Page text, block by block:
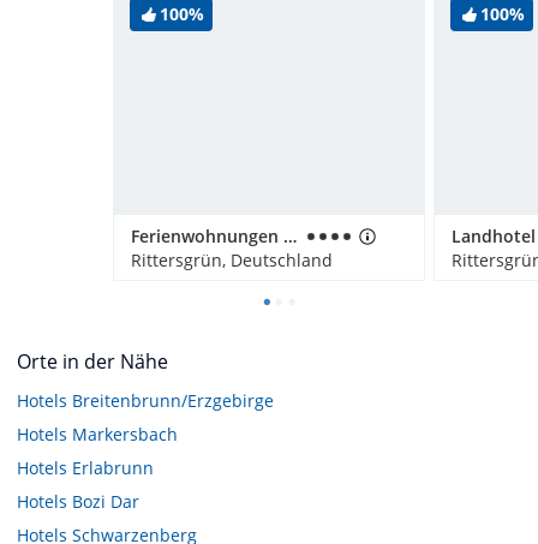
100%
Ferienwohnungen Weißflog
Rittersgrün, Deutschland
100%
Orte in der Nähe
Hotels Breitenbrunn/Erzgebirge
Hotels Markersbach
Hotels Erlabrunn
Hotels Bozi Dar
Hotels Schwarzenberg